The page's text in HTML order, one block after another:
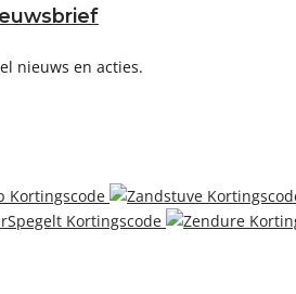
nieuws en acties.